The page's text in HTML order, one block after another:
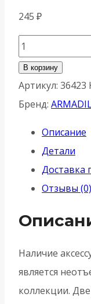
245 ₽
Количество
товара
Накладка
Armadillo
NORMAL
URB
SN-
3
Матовый
никель
В корзину
Артикул: 36423
Бренд:
Описание
Детали
Доставка
Отзывы (0)
Наличие
является
коллекции.